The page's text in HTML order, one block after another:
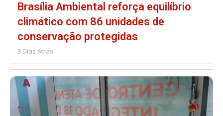
Brasília Ambiental reforça equilíbrio
climático com 86 unidades de
conservação protegidas
3 Dias Atrás